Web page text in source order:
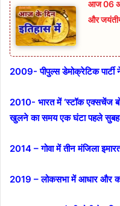
आज 06
और
2009- पीपुल्स डेमोक्रेटिक पार्टी
2010- भारत में ‘स्टॉक एक्सचेंज
खुलने का समय एक घंटा पहले सुबह
2014 – गोवा में तीन मंजिला
2019 – लोकसभा में आधार और